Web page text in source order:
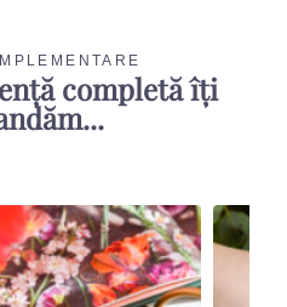
completă îți